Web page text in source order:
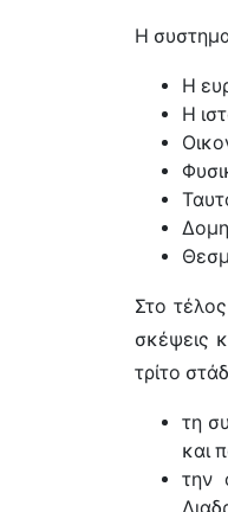
Η
Η
Η
Στο
σκέψεις
τρίτο
τη
και
την